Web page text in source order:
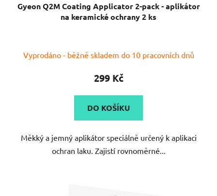
Gyeon Q2M Coating Applicator 2-pack - aplikátor
na keramické ochrany 2 ks
Vyprodáno - běžně skladem do 10 pracovních dnů
299 Kč
DO KOŠÍKU
Měkký a jemný aplikátor speciálně určený k aplikaci
ochran laku. Zajistí rovnoměrné...